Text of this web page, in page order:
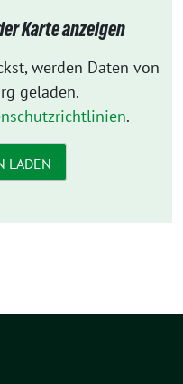
Karte anzeigen
werden Daten von
geladen.
.
LADEN